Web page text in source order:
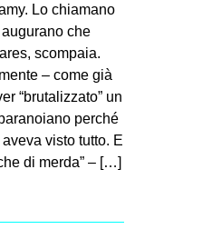
Lo chiamano
augurano che
scompaia.
– come già
“brutalizzato” un
perché
visto tutto. E
di merda” – […]